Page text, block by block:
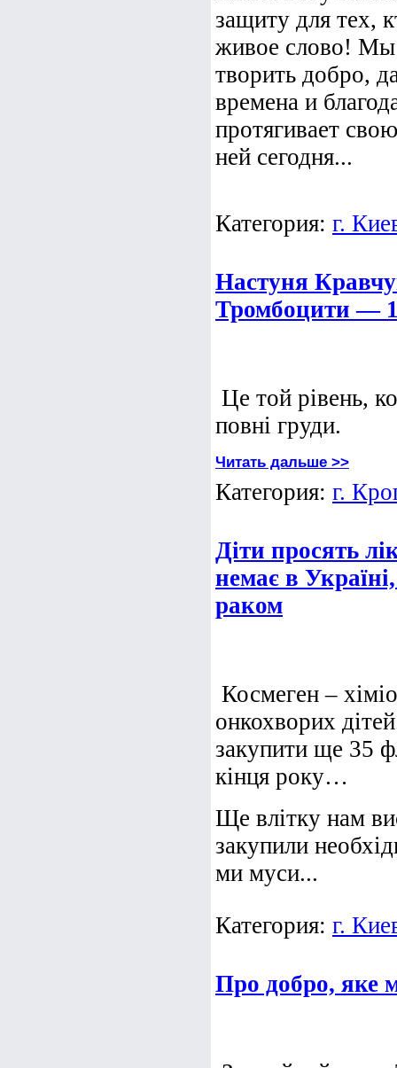
защиту для тех,
живое слово! Мы
творить добро,
времена и
протягивает
ней сегодня...
Категория: г.
Настуня
Тромбоцити —
Це той рівень,
повні груди.
Читать дальше >>
Категория: г.
Діти просять
немає в
раком
Космеген –
онкохворих
закупити ще 35
кінця року…
Ще влітку нам
закупили
ми муси...
Категория: г.
Про добро, яке